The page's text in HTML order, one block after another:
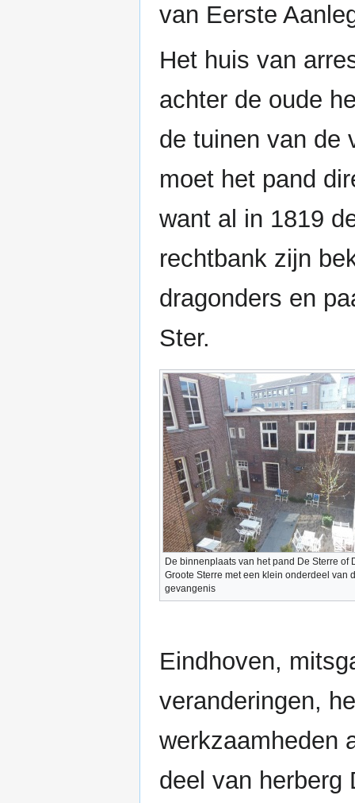
van Eerste
Het huis van
achter de oude
de tuinen van de
moet het pand
want al in 1819
rechtbank zijn
dragonders en
Ster.
De binnenplaats van het pand De Sterre of
Groote Sterre met een klein onderdeel van
gevangenis
Eindhoven,
veranderingen,
werkzaamheden
deel van herberg